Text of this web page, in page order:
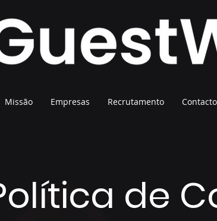
Missão Empresas Recrutamento
de